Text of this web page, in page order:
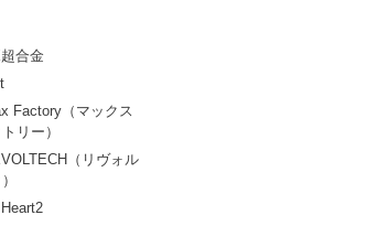
合金
Factory（マックス
リー）
（リヴォル